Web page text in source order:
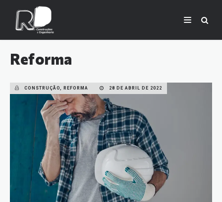
Reforma
CONSTRUÇÃO, REFORMA 28 DE ABRIL DE 2022